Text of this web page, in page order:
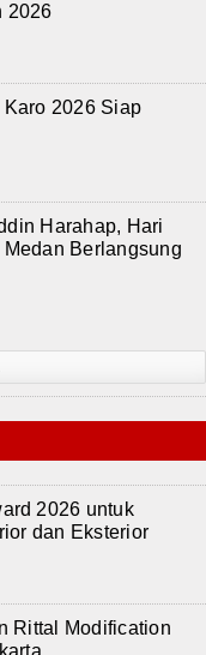
2026
2026 Siap
Harahap, Hari
Berlangsung
2026 untuk
dan Eksterior
Rittal Modification